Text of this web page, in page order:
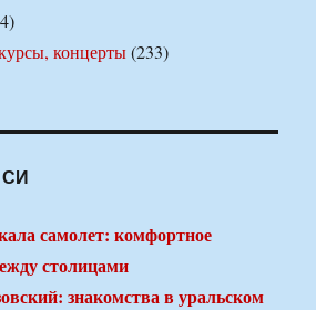
концерты(233)
самолет: комфортное
столицами
знакомства в уральском